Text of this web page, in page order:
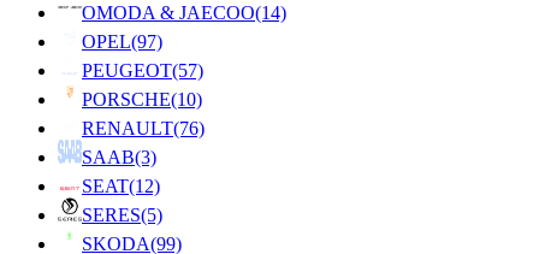
OMODA & JAECOO(14)
OPEL(97)
PEUGEOT(57)
PORSCHE(10)
RENAULT(76)
SAAB(3)
SEAT(12)
SERES(5)
SKODA(99)